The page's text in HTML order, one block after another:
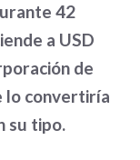
42
a USD
de
lo convertiría
su tipo.